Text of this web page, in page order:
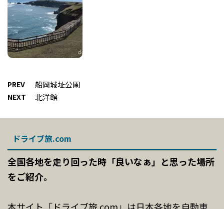
PREV 船岡城址公園
NEXT 北洋館
ドライブ旅.com
全国各地を走り回った時「良いなぁ」と思った場所
をご紹介。